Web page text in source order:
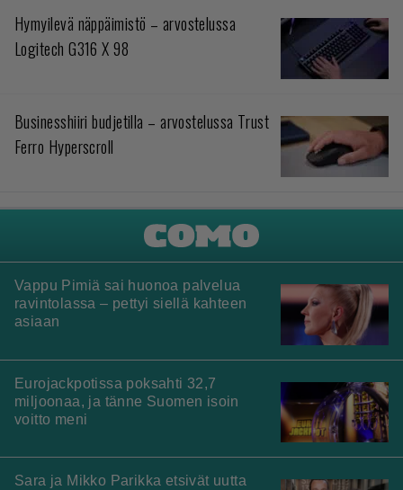
Hymyilevä näppäimistö – arvostelussa
Logitech G316 X 98
Businesshiiri budjetilla – arvostelussa Trust
Ferro Hyperscroll
Vappu Pimiä sai huonoa palvelua
ravintolassa – pettyi siellä kahteen
asiaan
Eurojackpotissa poksahti 32,7
miljoonaa, ja tänne Suomen isoin
voitto meni
Sara ja Mikko Parikka etsivät uutta